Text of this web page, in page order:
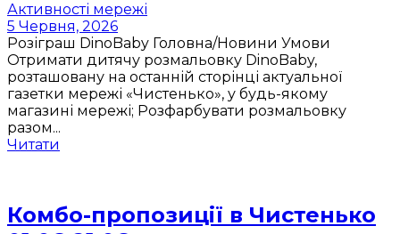
Активності мережі
5 Червня, 2026
Розіграш DinoBaby Головна/Новини Умови
Отримати дитячу розмальовку DinoBaby,
розташовану на останній сторінці актуальної
газетки мережі «Чистенько», у будь-якому
магазині мережі; Розфарбувати розмальовку
разом...
Читати
Комбо-пропозиції в Чистенько